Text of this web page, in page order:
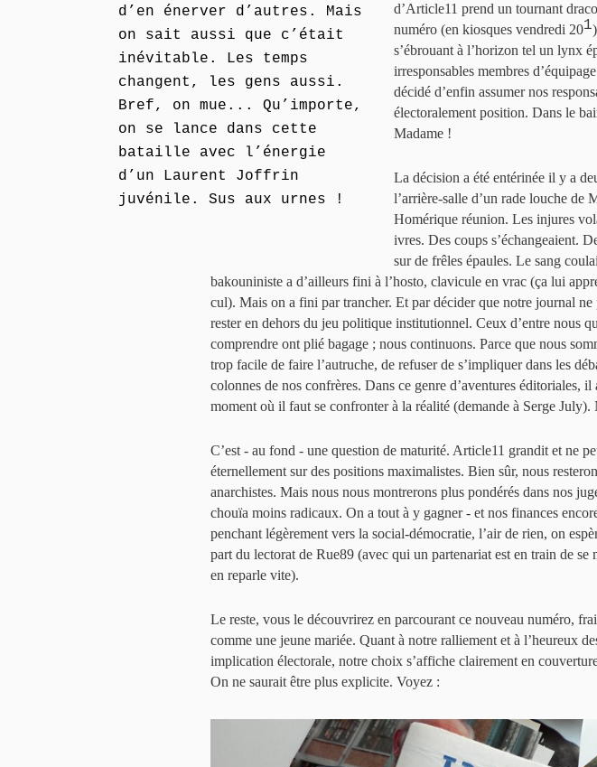
d’en énerver d’autres. Mais
on sait aussi que c’était
inévitable. Les temps
changent, les gens aussi.
Bref, on mue... Qu’importe,
on se lance dans cette
bataille avec l’énergie
d’un Laurent Joffrin
juvénile. Sus aux urnes !
d’Article11 prend un tournant
numéro (en kiosques vendredi 201
s’ébrouant à l’horizon tel un lynx
irresponsables membres
décidé d’enfin assumer nos
électoralement position. Dans le
Madame !
La décision a été entérinée il y a
l’arrière-salle d’un rade louche de
Homérique réunion. Les injures
ivres. Des coups s’échangeaient.
sur de frêles épaules. Le sang
bakouniniste a d’ailleurs fini à l’hosto, clavicule en vrac (ça lui
cul). Mais on a fini par trancher. Et par décider que notre journal
rester en dehors du jeu politique institutionnel. Ceux d’entre nous
comprendre ont plié bagage ; nous continuons. Parce que nous
trop facile de faire l’autruche, de refuser de s’impliquer dans les
colonnes de nos confrères. Dans ce genre d’aventures éditoriales,
moment où il faut se confronter à la réalité (demande à Serge July).
C’est - au fond - une question de maturité. Article11 grandit et ne
éternellement sur des positions maximalistes. Bien sûr, nous
anarchistes. Mais nous nous montrerons plus pondérés dans nos
chouïa moins radicaux. On a tout à y gagner - et nos finances
penchant légèrement vers la social-démocratie, l’air de rien, on
part du lectorat de Rue89 (avec qui un partenariat est en train de se
en reparle vite).
Le reste, vous le découvrirez en parcourant ce nouveau numéro,
comme une jeune mariée. Quant à notre ralliement et à l’heureux
implication électorale, notre choix s’affiche clairement en
On ne saurait être plus explicite. Voyez :